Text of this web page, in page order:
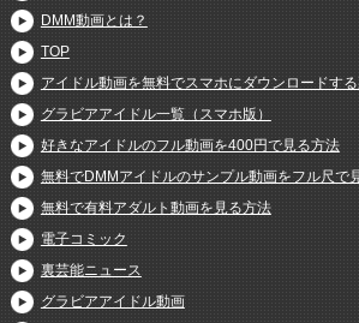
DMM動画とは？
TOP
アイドル動画を無料でスマホにダウンロードす
グラビアアイドル一覧（スマホ版）
好きなアイドルのフル動画を400円で見る方法
無料でDMMアイドルのサンプル動画をフル尺で
無料で有料アダルト動画を見る方法
電子コミック
裏芸能ニュース
グラビアアイドル動画